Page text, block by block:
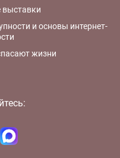
выставки
и основы интернет-
жизни